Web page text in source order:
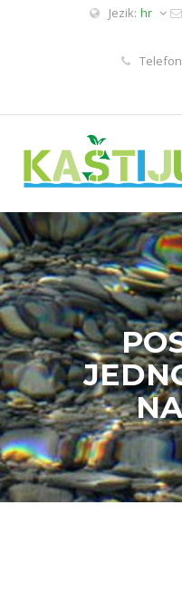
Jezik: hr